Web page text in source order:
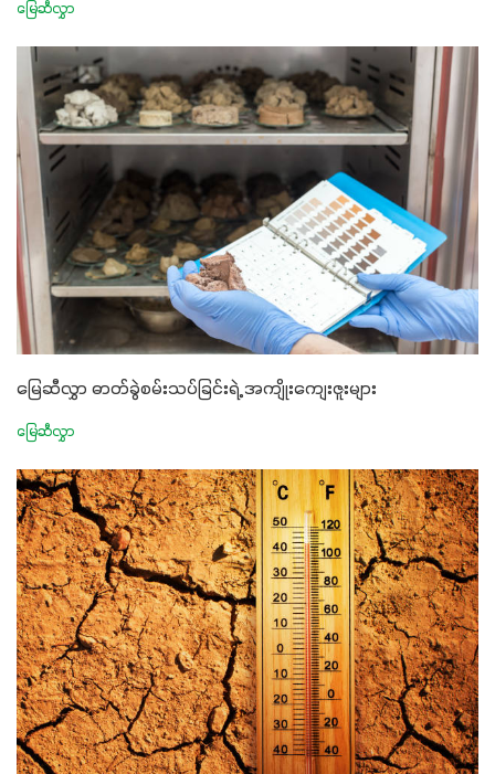
မြေဆီလွှာ
မြေဆီလွှာ ဓာတ်ခွဲစမ်းသပ်ခြင်းရဲ့ အကျိုးကျေးဇူးများ
မြေဆီလွှာ